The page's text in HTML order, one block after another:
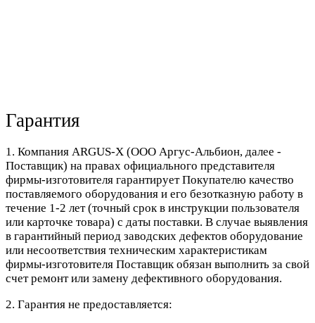
Гарантия
1. Компания ARGUS-X (ООО Аргус-Альбион, далее -
Поставщик) на правах официального представителя
фирмы-изготовителя гарантирует Покупателю качество
поставляемого оборудования и его безотказную работу в
течение 1-2 лет (точный срок в инструкции пользователя
или карточке товара) с даты поставки. В случае выявления
в гарантийный период заводских дефектов оборудование
или несоответствия техническим характеристикам
фирмы-изготовителя Поставщик обязан выполнить за свой
счет ремонт или замену дефективного оборудования.
2. Гарантия не предоставляется: